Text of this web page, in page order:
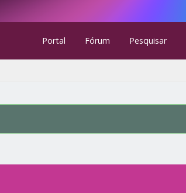
Portal Fórum Pesquisar